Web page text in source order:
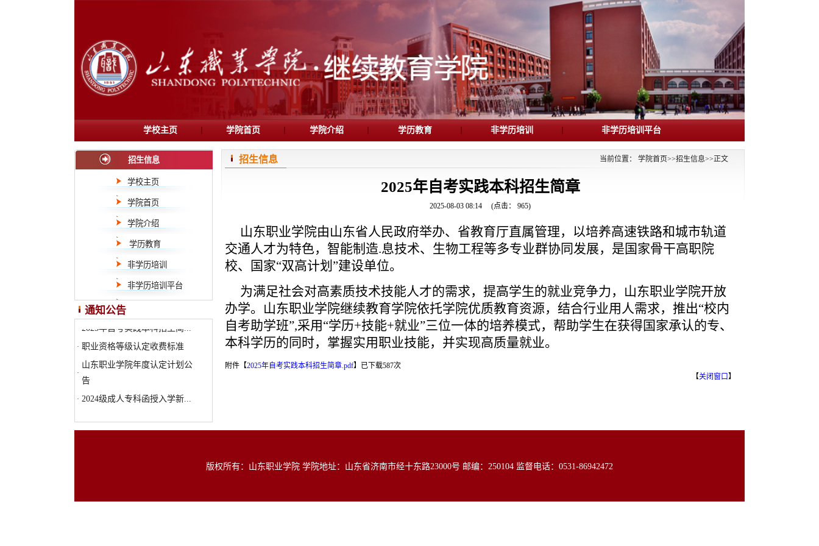
学校主页 学院首页 学院介绍 学历教育 非学历培训 非学历培训平台
招生信息
学校主页
学院首页
学院介绍
学历教育
非学历培训
非学历培训平台
通知公告
· 山东职业学院 2025 级高等...
· 职业资格等级认定收费标准
·
山东职业学院年度认定计划公
告
· 2024级成人专科函授入学新...
山东职业学院 2025 级高等...
招生信息 当前位置： 学院首页>>招生信息>>正文
2025年自考实践本科招生简章
2025-08-03 08:14 (点击： 965)
山东职业学院由山东省人民政府举办、省教育厅直属管理，以培养高速铁路和城市轨道
交通人才为特色，智能制造.息技术、生物工程等多专业群协同发展，是国家骨干高职院
校、国家“双高计划”建设单位。
为满足社会对高素质技术技能人才的需求，提高学生的就业竞争力，山东职业学院开放
办学。山东职业学院继续教育学院依托学院优质教育资源，结合行业用人需求，推出“校内
自考助学班”,采用“学历+技能+就业”三位一体的培养模式，帮助学生在获得国家承认的专、
本科学历的同时，掌握实用职业技能，并实现高质量就业。
附件【2025年自考实践本科招生简章.pdf】 已下载587次
【关闭窗口】
版权所有：山东职业学院 学院地址：山东省济南市经十东路23000号 邮编：250104 监督电话：0531-86942472